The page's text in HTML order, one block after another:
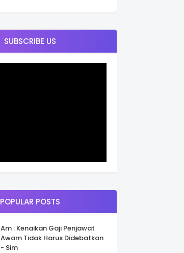
SUBSCRIBE US
POPULAR POSTS
Am : Kenaikan Gaji Penjawat
Awam Tidak Harus Didebatkan
- Sim